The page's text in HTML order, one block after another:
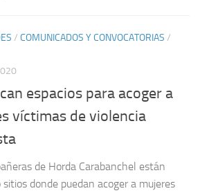
/ COMUNICADOS Y CONVOCATORIAS /
espacios para acoger a
víctimas de violencia
de Horda Carabanchel están
sitios donde puedan acoger a mujeres